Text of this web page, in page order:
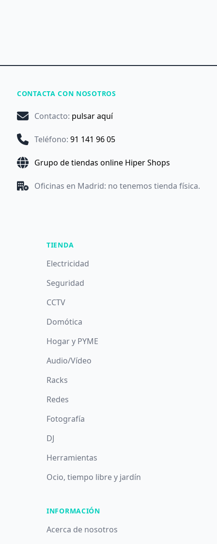
CONTACTA CON NOSOTROS
Contacto: pulsar aquí
Teléfono: 91 141 96 05
Grupo de tiendas online Hiper Shops
Oficinas en Madrid: no tenemos tienda física.
TIENDA
Electricidad
Seguridad
CCTV
Domótica
Hogar y PYME
Audio/Vídeo
Racks
Redes
Fotografía
DJ
Herramientas
Ocio, tiempo libre y jardín
INFORMACIÓN
Acerca de nosotros